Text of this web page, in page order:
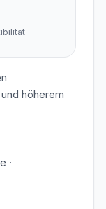
höherem
·